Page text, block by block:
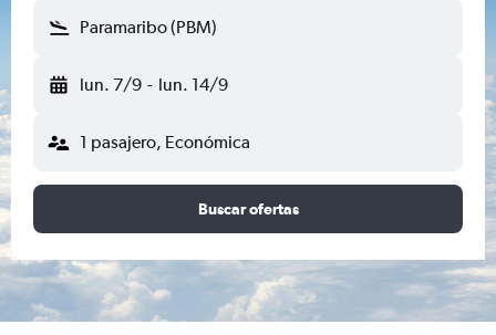
Paramaribo (PBM)
lun. 7/9 - lun. 14/9
1 pasajero, Económica
Buscar ofertas